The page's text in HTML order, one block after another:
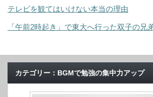
テレビを観てはいけない本当の理由
「午前2時起き」で東大へ行った双子の兄
カテゴリー：BGMで勉強の集中力アップ